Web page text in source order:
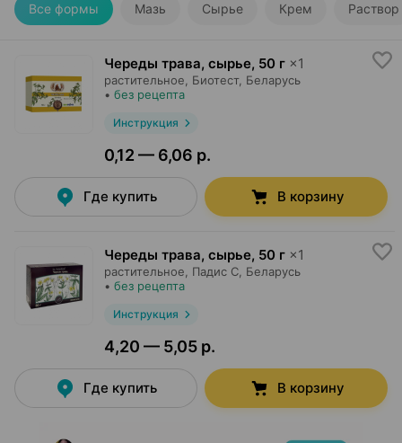
Все формы Мазь Сырье Крем Раствор
Череды трава, сырье, 50 г ×1
растительное, Биотест, Беларусь
• без рецепта
Инструкция
0,12 — 6,06 р.
Где купить В корзину
Череды трава, сырье, 50 г ×1
растительное, Падис С , Беларусь
• без рецепта
Инструкция
4,20 — 5,05 р.
Где купить В корзину